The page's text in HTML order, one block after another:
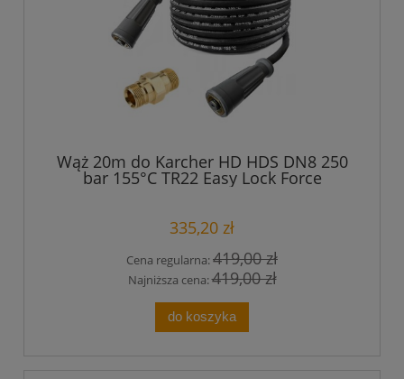
Wąż 20m do Karcher HD HDS DN8 250
bar 155°C TR22 Easy Lock Force
Przedłużka
335,20 zł
Cena regularna:419,00 zł
Najniższa cena:419,00 zł
do koszyka